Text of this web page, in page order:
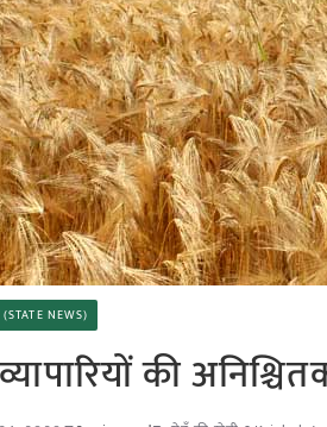
(STATE NEWS)
की